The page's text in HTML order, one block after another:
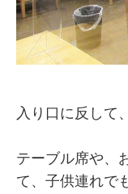
入り口に反して
テーブル席や、
て、子供連れで